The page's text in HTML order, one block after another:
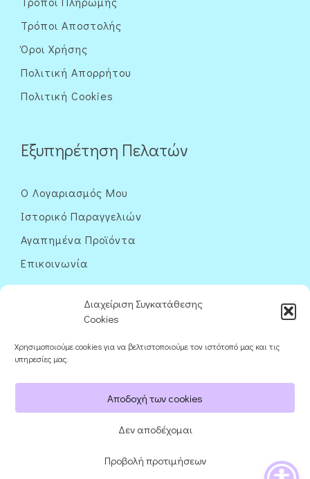
Διαχείριση Συγκατάθεσης
Cookies
Χρησιμοποιούμε cookies για να βελτιστοποιούμε τον ιστότοπό μας και τις
υπηρεσίες μας.
Αποδοχή των cookies
Δεν αποδέχομαι
Προβολή προτιμήσεων
Τρόποι Αποστολής
Όροι Χρήσης
Πολιτική Απορρήτου
Πολιτική Cookies
Εξυπηρέτηση Πελατών
Ο Λογαριασμός Μου
Ιστορικό Παραγγελιών
Αγαπημένα Προϊόντα
Επικοινωνία
Ακολουθήστε μας